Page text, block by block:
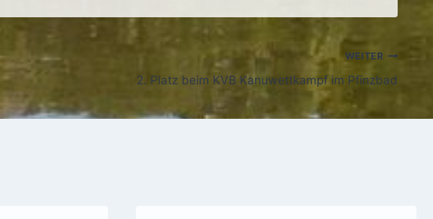
WEITER
2. Platz beim KVB Kanuwettkampf im Pfinzbad